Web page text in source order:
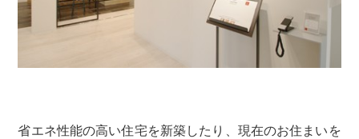
省エネ性能の高い住宅を新築したり、現在のお住まいを